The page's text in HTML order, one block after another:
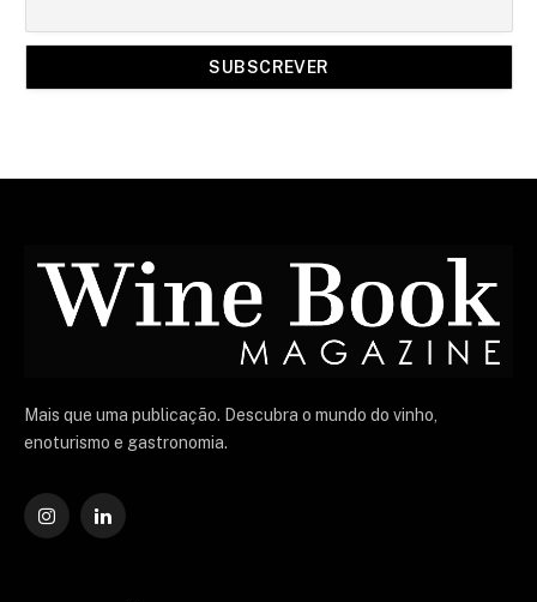
Mais que uma publicação. Descubra o mundo do vinho,
enoturismo e gastronomia.
Instagram
O